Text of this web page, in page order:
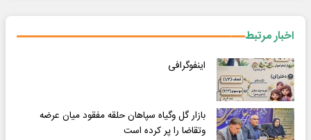
اخبار مرتبط
اینفوگرافی
بازار گل وگیاه سپاهان حلقه مفقود میان عرضه
وتقاضا را پر کرده است